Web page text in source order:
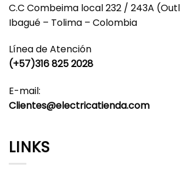
C.C Combeima local 232 / 243A
Ibagué – Tolima – Colombia
Línea de Atención
(+57)316 825 2028
E-mail:
Clientes@electricatienda.com
LINKS